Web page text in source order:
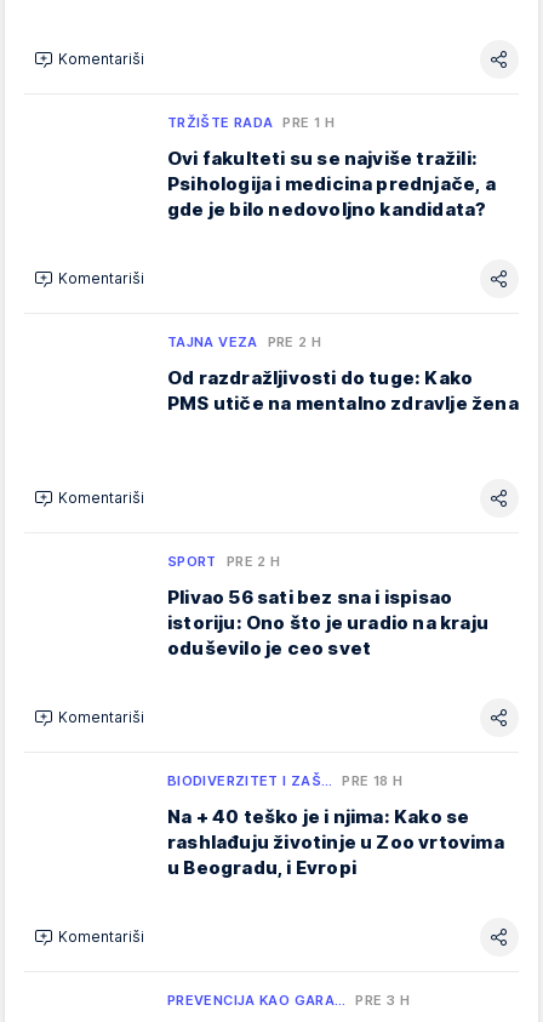
Komentariši
TRŽIŠTE RADA PRE 1 H
Ovi fakulteti su se najviše tražili:
Psihologija i medicina prednjače, a
gde je bilo nedovoljno kandidata?
Komentariši
TAJNA VEZA PRE 2 H
Od razdražljivosti do tuge: Kako
PMS utiče na mentalno zdravlje žena
Komentariši
SPORT PRE 2 H
Plivao 56 sati bez sna i ispisao
istoriju: Ono što je uradio na kraju
oduševilo je ceo svet
Komentariši
BIODIVERZITET I ZAŠ… PRE 18 H
Na + 40 teško je i njima: Kako se
rashlađuju životinje u Zoo vrtovima
u Beogradu, i Evropi
Komentariši
PREVENCIJA KAO GARA… PRE 3 H